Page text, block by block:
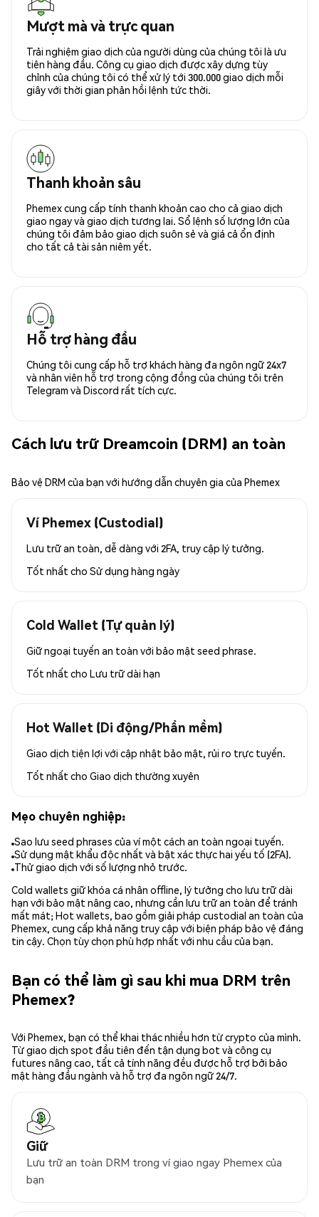
Mượt mà và trực quan
Trải nghiệm giao dịch của người dùng của chúng tôi là ưu
tiên hàng đầu. Công cụ giao dịch được xây dựng tùy
chỉnh của chúng tôi có thể xử lý tới 300.000 giao dịch mỗi
giây với thời gian phản hồi lệnh tức thời.
Thanh khoản sâu
Phemex cung cấp tính thanh khoản cao cho cả giao dịch
giao ngay và giao dịch tương lai. Sổ lệnh số lượng lớn của
chúng tôi đảm bảo giao dịch suôn sẻ và giá cả ổn định
cho tất cả tài sản niêm yết.
Hỗ trợ hàng đầu
Chúng tôi cung cấp hỗ trợ khách hàng đa ngôn ngữ 24x7
và nhân viên hỗ trợ trong cộng đồng của chúng tôi trên
Telegram và Discord rất tích cực.
Cách lưu trữ Dreamcoin (DRM) an toàn
Bảo vệ DRM của bạn với hướng dẫn chuyên gia của Phemex
Ví Phemex (Custodial)
Lưu trữ an toàn, dễ dàng với 2FA, truy cập lý tưởng.
Tốt nhất cho Sử dụng hàng ngày
Cold Wallet (Tự quản lý)
Giữ ngoại tuyến an toàn với bảo mật seed phrase.
Tốt nhất cho Lưu trữ dài hạn
Hot Wallet (Di động/Phần mềm)
Giao dịch tiện lợi với cập nhật bảo mật, rủi ro trực tuyến.
Tốt nhất cho Giao dịch thường xuyên
Mẹo chuyên nghiệp:
Sao lưu seed phrases của ví một cách an toàn ngoại tuyến.
Sử dụng mật khẩu độc nhất và bật xác thực hai yếu tố (2FA).
Thử giao dịch với số lượng nhỏ trước.
Cold wallets giữ khóa cá nhân offline, lý tưởng cho lưu trữ dài
hạn với bảo mật nâng cao, nhưng cần lưu trữ an toàn để tránh
mất mát; Hot wallets, bao gồm giải pháp custodial an toàn của
Phemex, cung cấp khả năng truy cập với biện pháp bảo vệ đáng
tin cậy. Chọn tùy chọn phù hợp nhất với nhu cầu của bạn.
Bạn có thể làm gì sau khi mua DRM trên
Phemex?
Với Phemex, bạn có thể khai thác nhiều hơn từ crypto của mình.
Từ giao dịch spot đầu tiên đến tận dụng bot và công cụ
futures nâng cao, tất cả tính năng đều được hỗ trợ bởi bảo
mật hàng đầu ngành và hỗ trợ đa ngôn ngữ 24/7.
Giữ
Lưu trữ an toàn DRM trong ví giao ngay Phemex của
bạn